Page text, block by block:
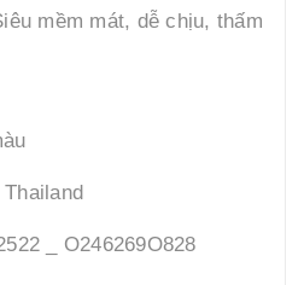
mềm mát, dễ chịu, thấm
_ O246269O828